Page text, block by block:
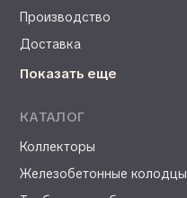
Производство
Доставка
Показать еще
КАТАЛОГ
Коллекторы
Железобетонные колодцы